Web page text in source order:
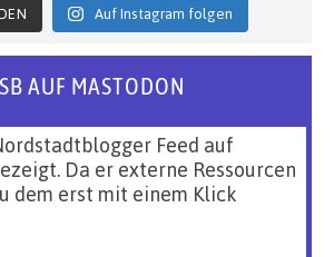
Auf Instagram folgen
AUF MASTODON
Feed auf
Da er externe Ressourcen
dem erst mit einem Klick